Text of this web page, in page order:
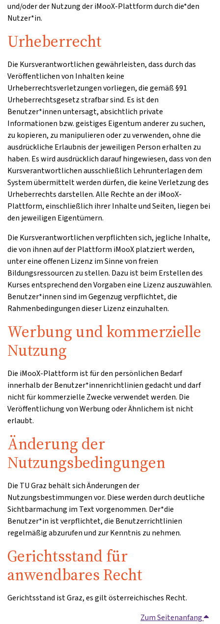
und/oder der Nutzung der iMooX-Plattform durch die*den
Nutzer*in.
Urheberrecht
Die Kursverantwortlichen gewährleisten, dass durch das
Veröffentlichen von Inhalten keine
Urheberrechtsverletzungen vorliegen, die gemäß §91
Urheberrechtsgesetz strafbar sind. Es ist den
Benutzer*innen untersagt, absichtlich private
Informationen bzw. geistiges Eigentum anderer zu suchen,
zu kopieren, zu manipulieren oder zu verwenden, ohne die
ausdrückliche Erlaubnis der jeweiligen Person erhalten zu
haben. Es wird ausdrücklich darauf hingewiesen, dass von den
Kursverantwortlichen ausschließlich Lehrunterlagen dem
System übermittelt werden dürfen, die keine Verletzung des
Urheberrechts darstellen. Alle Rechte an der iMooX-
Plattform, einschließlich ihrer Inhalte und Seiten, liegen bei
den jeweiligen Eigentümern.
Die Kursverantwortlichen verpflichten sich, jegliche Inhalte,
die von ihnen auf der Plattform iMooX platziert werden,
unter eine offenen Lizenz im Sinne von freien
Bildungsressourcen zu stellen. Dazu ist beim Erstellen des
Kurses entsprechend den Vorgaben eine Lizenz auszuwählen.
Benutzer*innen sind im Gegenzug verpflichtet, die
Rahmenbedingungen dieser Lizenz einzuhalten.
Werbung und kommerzielle
Nutzung
Die iMooX-Plattform ist für den persönlichen Bedarf
innerhalb der Benutzer*innenrichtlinien gedacht und darf
nicht für kommerzielle Zwecke verwendet werden. Die
Veröffentlichung von Werbung oder Ähnlichem ist nicht
erlaubt.
Änderung der
Nutzungsbedingungen
Die TU Graz behält sich Änderungen der
Nutzungsbestimmungen vor. Diese werden durch deutliche
Sichtbarmachung im Text vorgenommen. Der*die
Benutzer*in ist verpflichtet, die Benutzerrichtlinien
regelmäßig abzurufen und zur Kenntnis zu nehmen.
Gerichtsstand für
anwendbares Recht
Gerichtsstand ist Graz, es gilt österreichisches Recht.
Zum Seitenanfang